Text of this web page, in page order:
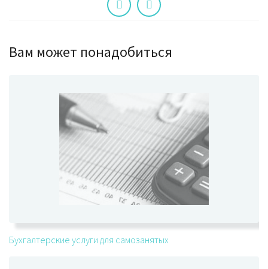
Вам может понадобиться
Бухгалтерские услуги для самозанятых